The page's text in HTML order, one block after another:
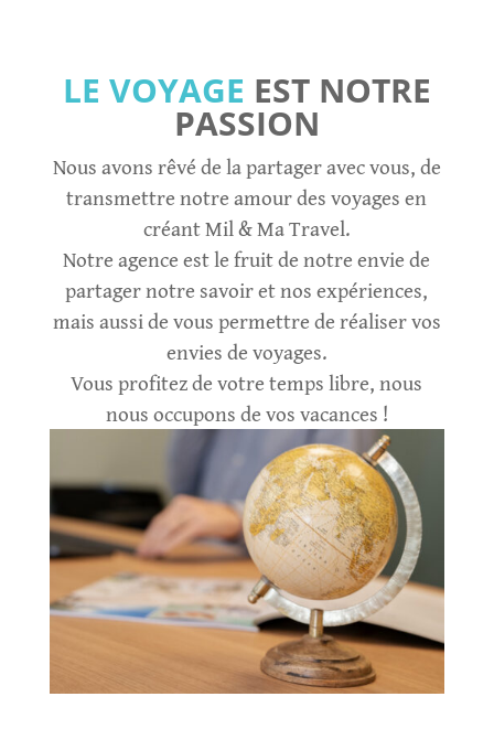
LE VOYAGE EST NOTRE
PASSION
Nous avons rêvé de la partager avec vous, de
transmettre notre amour des voyages en
créant Mil & Ma Travel.
Notre agence est le fruit de notre envie de
partager notre savoir et nos expériences,
mais aussi de vous permettre de réaliser vos
envies de voyages.
Vous profitez de votre temps libre, nous
nous occupons de vos vacances !